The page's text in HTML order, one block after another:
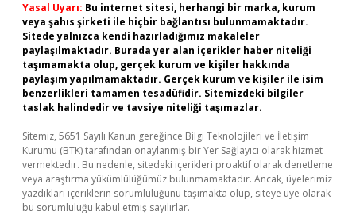
Yasal Uyarı: Bu internet sitesi, herhangi bir marka, kurum
veya şahıs şirketi ile hiçbir bağlantısı bulunmamaktadır.
Sitede yalnızca kendi hazırladığımız makaleler
paylaşılmaktadır. Burada yer alan içerikler haber niteliği
taşımamakta olup, gerçek kurum ve kişiler hakkında
paylaşım yapılmamaktadır. Gerçek kurum ve kişiler ile isim
benzerlikleri tamamen tesadüfidir. Sitemizdeki bilgiler
taslak halindedir ve tavsiye niteliği taşımazlar.
Sitemiz, 5651 Sayılı Kanun gereğince Bilgi Teknolojileri ve İletişim
Kurumu (BTK) tarafından onaylanmış bir Yer Sağlayıcı olarak hizmet
vermektedir. Bu nedenle, sitedeki içerikleri proaktif olarak denetleme
veya araştırma yükümlülüğümüz bulunmamaktadır. Ancak, üyelerimiz
yazdıkları içeriklerin sorumluluğunu taşımakta olup, siteye üye olarak
bu sorumluluğu kabul etmiş sayılırlar.